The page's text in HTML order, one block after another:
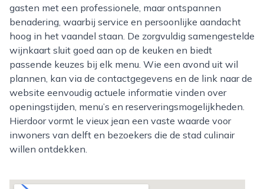
gasten met een professionele, maar ontspannen
benadering, waarbij service en persoonlijke aandacht
hoog in het vaandel staan. De zorgvuldig samengestelde
wijnkaart sluit goed aan op de keuken en biedt
passende keuzes bij elk menu. Wie een avond uit wil
plannen, kan via de contactgegevens en de link naar de
website eenvoudig actuele informatie vinden over
openingstijden, menu’s en reserveringsmogelijkheden.
Hierdoor vormt le vieux jean een vaste waarde voor
inwoners van delft en bezoekers die de stad culinair
willen ontdekken.